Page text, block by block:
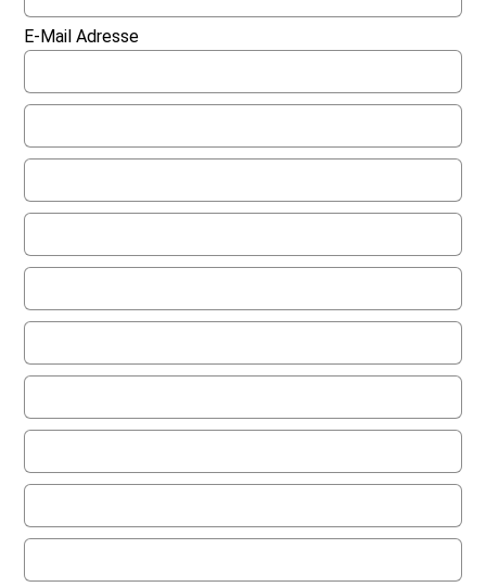
E-Mail Adresse